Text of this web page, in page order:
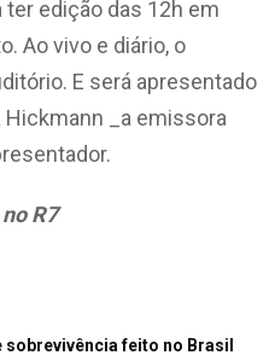
ter edição das 12h em
Ao vivo e diário, o
E será apresentado
Hickmann _a emissora
R7
feito no Brasil